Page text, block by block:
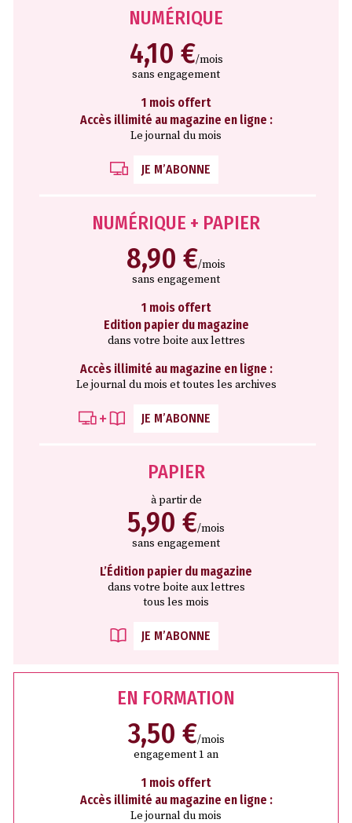
NUMÉRIQUE
4,10 €/mois
sans engagement
1 mois offert
Accès illimité au magazine en ligne :
Le journal du mois
JE M’ABONNE
NUMÉRIQUE + PAPIER
8,90 €/mois
sans engagement
1 mois offert
Edition papier du magazine
dans votre boite aux lettres
Accès illimité au magazine en ligne :
Le journal du mois et toutes les archives
JE M’ABONNE
PAPIER
à partir de
5,90 €/mois
sans engagement
L’Édition papier du magazine
dans votre boite aux lettres
tous les mois
JE M’ABONNE
EN FORMATION
3,50 €/mois
engagement 1 an
1 mois offert
Accès illimité au magazine en ligne :
Le journal du mois